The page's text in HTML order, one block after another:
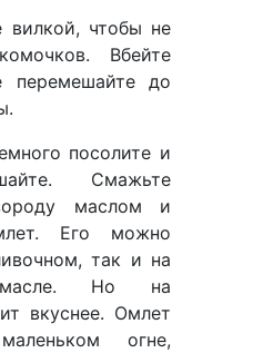
вилкой, чтобы не
Вбейте
до
посолите и
Смажьте
маслом и
Его можно
так и на
масле. Но на
вкуснее. Омлет
огне,